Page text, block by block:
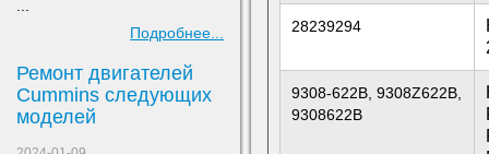
28239294
9308-622B, 9308Z622B,
9308622B
Подробнее...
Ремонт двигателей
Сummins следующих
моделей